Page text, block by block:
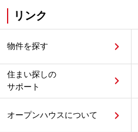
リンク
物件を探す
住まい探しの
サポート
オープンハウスについて